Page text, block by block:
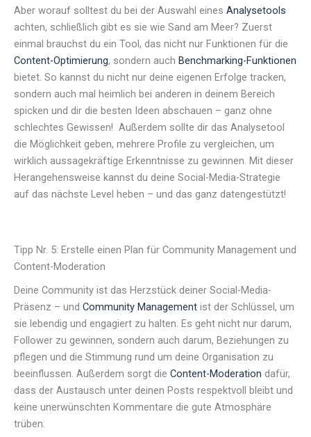
Aber worauf solltest du bei der Auswahl eines Analysetools
achten, schließlich gibt es sie wie Sand am Meer? Zuerst
einmal brauchst du ein Tool, das nicht nur Funktionen für die
Content-Optimierung, sondern auch Benchmarking-Funktionen
bietet. So kannst du nicht nur deine eigenen Erfolge tracken,
sondern auch mal heimlich bei anderen in deinem Bereich
spicken und dir die besten Ideen abschauen – ganz ohne
schlechtes Gewissen! Außerdem sollte dir das Analysetool
die Möglichkeit geben, mehrere Profile zu vergleichen, um
wirklich aussagekräftige Erkenntnisse zu gewinnen. Mit dieser
Herangehensweise kannst du deine Social-Media-Strategie
auf das nächste Level heben – und das ganz datengestützt!
Tipp Nr. 5: Erstelle einen Plan für Community Management und
Content-Moderation
Deine Community ist das Herzstück deiner Social-Media-
Präsenz – und Community Management ist der Schlüssel, um
sie lebendig und engagiert zu halten. Es geht nicht nur darum,
Follower zu gewinnen, sondern auch darum, Beziehungen zu
pflegen und die Stimmung rund um deine Organisation zu
beeinflussen. Außerdem sorgt die Content-Moderation dafür,
dass der Austausch unter deinen Posts respektvoll bleibt und
keine unerwünschten Kommentare die gute Atmosphäre
trüben.